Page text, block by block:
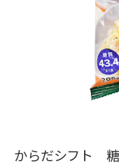
からだシフト